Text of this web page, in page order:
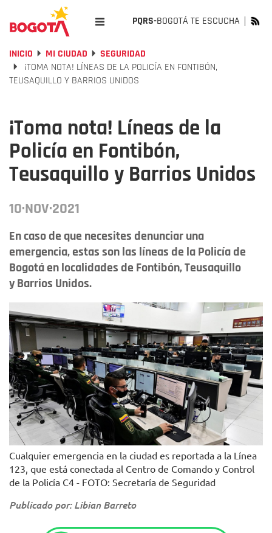
PQRS-BOGOTÁ TE ESCUCHA
INICIO MI CIUDAD
SEGURIDAD
¡TOMA NOTA! LÍNEAS DE LA POLICÍA EN FONTIBÓN,
TEUSAQUILLO Y BARRIOS UNIDOS
¡Toma nota! Líneas de la
Policía en Fontibón,
Teusaquillo y Barrios Unidos
10·NOV·2021
En caso de que necesites denunciar una
emergencia, estas son las líneas de la Policía de
Bogotá en localidades de Fontibón, Teusaquillo
y Barrios Unidos.
Cualquier emergencia en la ciudad es reportada a la Línea
123, que está conectada al Centro de Comando y Control
de la Policía C4 - FOTO: Secretaría de Seguridad
Publicado por: Libian Barreto